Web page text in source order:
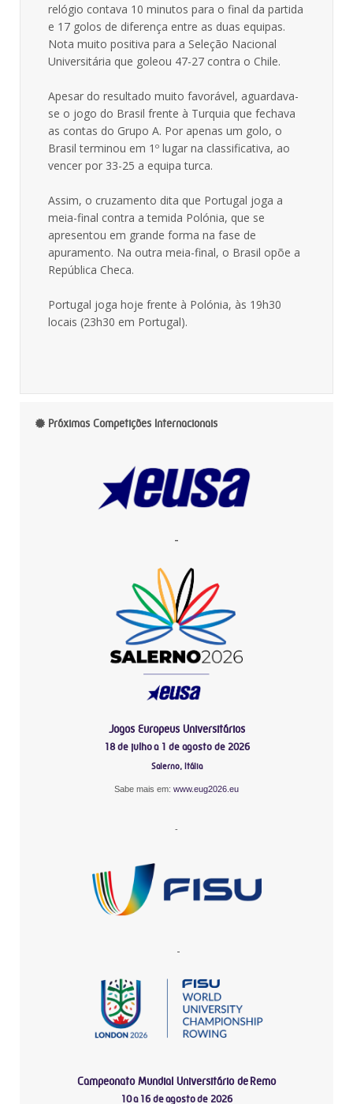
relógio contava 10 minutos para o final da partida
e 17 golos de diferença entre as duas equipas.
Nota muito positiva para a Seleção Nacional
Universitária que goleou 47-27 contra o Chile.
Apesar do resultado muito favorável, aguardava-
se o jogo do Brasil frente à Turquia que fechava
as contas do Grupo A. Por apenas um golo, o
Brasil terminou em 1º lugar na classificativa, ao
vencer por 33-25 a equipa turca.
Assim, o cruzamento dita que Portugal joga a
meia-final contra a temida Polónia, que se
apresentou em grande forma na fase de
apuramento. Na outra meia-final, o Brasil opõe a
República Checa.
Portugal joga hoje frente à Polónia, às 19h30
locais (23h30 em Portugal).
Próximas Competições Internacionais
-
Jogos Europeus Universitários
18 de julho a 1 de agosto de 2026
Salerno, Itália
Sabe mais em: www.eug2026.eu
-
-
Campeonato Mundial Universitário de Remo
10 a 16 de agosto de 2026